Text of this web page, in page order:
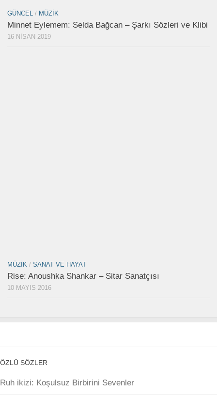
GÜNCEL / MÜZIK
Minnet Eylemem: Selda Bağcan – Şarkı Sözleri ve Klibi
16 NISAN 2019
MÜZIK / SANAT VE HAYAT
Rise: Anoushka Shankar – Sitar Sanatçısı
10 MAYIS 2016
ÖZLÜ SÖZLER
Ruh ikizi: Koşulsuz Birbirini Sevenler